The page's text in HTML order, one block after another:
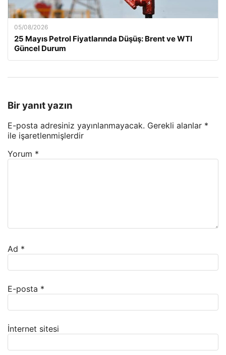
05/08/2026
25 Mayıs Petrol Fiyatlarında Düşüş: Brent ve WTI
Güncel Durum
Bir yanıt yazın
E-posta adresiniz yayınlanmayacak. Gerekli alanlar *
ile işaretlenmişlerdir
Yorum *
Ad *
E-posta *
İnternet sitesi